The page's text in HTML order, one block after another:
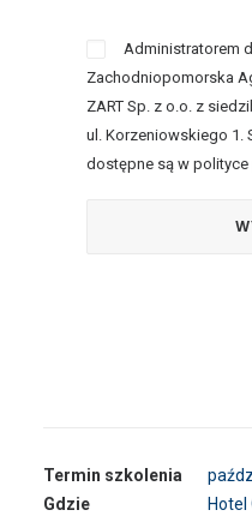
Administratorem
Zachodniopomorska
ZART Sp. z o.o. z
ul. Korzeniowskiego 1.
dostępne są w polityce
Termin szkolenia
Gdzie
Hotel